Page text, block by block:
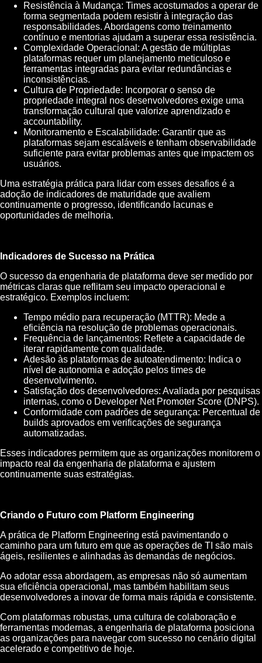
Resistência à Mudança: Times acostumados a operar de
forma segmentada podem resistir à integração das
responsabilidades. Abordagens como treinamento
contínuo e mentorias ajudam a superar essa resistência.
Complexidade Operacional: A gestão de múltiplas
plataformas requer um planejamento meticuloso e
ferramentas integradas para evitar redundâncias e
inconsistências.
Cultura de Propriedade: Incorporar o senso de
propriedade integral nos desenvolvedores exige uma
transformação cultural que valorize aprendizado e
accountability.
Monitoramento e Escalabilidade: Garantir que as
plataformas sejam escaláveis e tenham observabilidade
suficiente para evitar problemas antes que impactem os
usuários.
Uma estratégia prática para lidar com esses desafios é a
adoção de indicadores de maturidade que avaliem
continuamente o progresso, identificando lacunas e
oportunidades de melhoria.
Indicadores de Sucesso na Prática
O sucesso da engenharia de plataforma deve ser medido por
métricas claras que reflitam seu impacto operacional e
estratégico. Exemplos incluem:
Tempo médio para recuperação (MTTR): Mede a
eficiência na resolução de problemas operacionais.
Frequência de lançamentos: Reflete a capacidade de
iterar rapidamente com qualidade.
Adesão às plataformas de autoatendimento: Indica o
nível de autonomia e adoção pelos times de
desenvolvimento.
Satisfação dos desenvolvedores: Avaliada por pesquisas
internas, como o Developer Net Promoter Score (DNPS).
Conformidade com padrões de segurança: Percentual de
builds aprovados em verificações de segurança
automatizadas.
Esses indicadores permitem que as organizações monitorem o
impacto real da engenharia de plataforma e ajustem
continuamente suas estratégias.
Criando o Futuro com Platform Engineering
A prática de Platform Engineering está pavimentando o
caminho para um futuro em que as operações de TI são mais
ágeis, resilientes e alinhadas às demandas de negócios.
Ao adotar essa abordagem, as empresas não só aumentam
sua eficiência operacional, mas também habilitam seus
desenvolvedores a inovar de forma mais rápida e consistente.
Com plataformas robustas, uma cultura de colaboração e
ferramentas modernas, a engenharia de plataforma posiciona
as organizações para navegar com sucesso no cenário digital
acelerado e competitivo de hoje.